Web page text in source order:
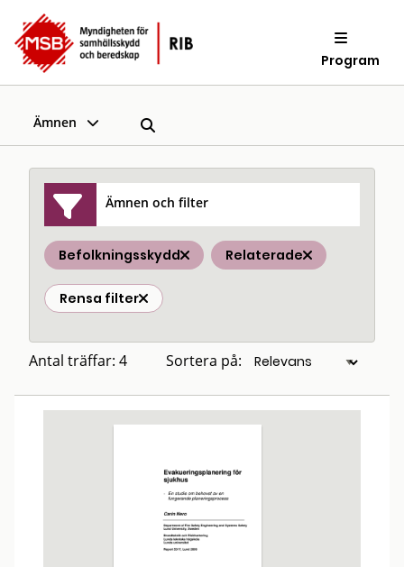
Program
Ämnen
Ämnen och filter
Befolkningsskydd Relaterade
Rensa filter
Antal träffar: 4 Sortera på: